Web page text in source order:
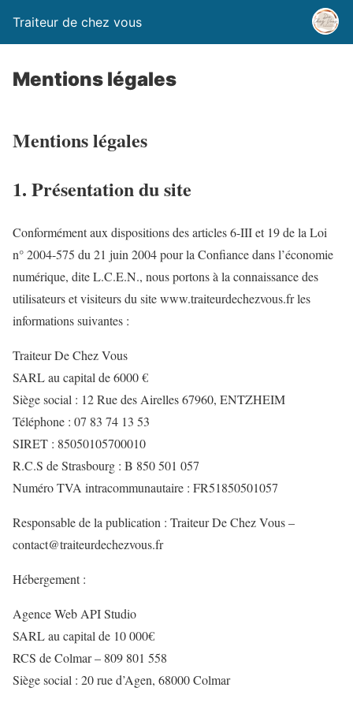
Traiteur de chez vous
Mentions légales
Mentions légales
1. Présentation du site
Conformément aux dispositions des articles 6-III et 19 de la Loi
n° 2004-575 du 21 juin 2004 pour la Confiance dans l’économie
numérique, dite L.C.E.N., nous portons à la connaissance des
utilisateurs et visiteurs du site www.traiteurdechezvous.fr les
informations suivantes :
Traiteur De Chez Vous
SARL au capital de 6000 €
Siège social : 12 Rue des Airelles 67960, ENTZHEIM
Téléphone : 07 83 74 13 53
SIRET : 85050105700010
R.C.S de Strasbourg : B 850 501 057
Numéro TVA intracommunautaire : FR51850501057
Responsable de la publication : Traiteur De Chez Vous –
contact@traiteurdechezvous.fr
Hébergement :
Agence Web API Studio
SARL au capital de 10 000€
RCS de Colmar – 809 801 558
Siège social : 20 rue d’Agen, 68000 Colmar